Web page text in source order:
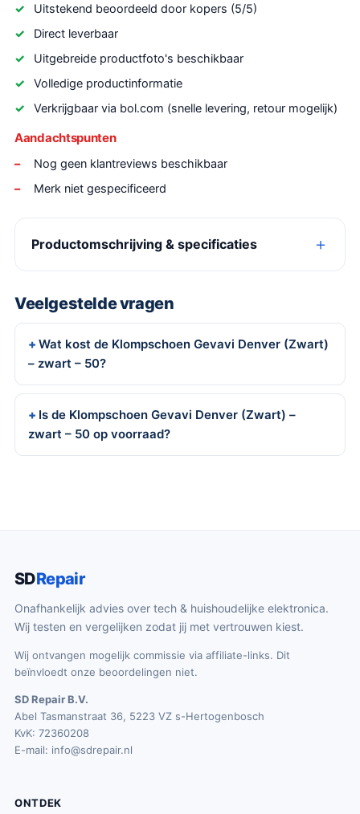
Uitstekend beoordeeld door kopers (5/5)
Direct leverbaar
Uitgebreide productfoto's beschikbaar
Volledige productinformatie
Verkrijgbaar via bol.com (snelle levering, retour mogelijk)
Aandachtspunten
Nog geen klantreviews beschikbaar
Merk niet gespecificeerd
Productomschrijving & specificaties
Veelgestelde vragen
Wat kost de Klompschoen Gevavi Denver (Zwart)
– zwart – 50?
Is de Klompschoen Gevavi Denver (Zwart) –
zwart – 50 op voorraad?
SDRepair
Onafhankelijk advies over tech & huishoudelijke elektronica.
Wij testen en vergelijken zodat jij met vertrouwen kiest.
Wij ontvangen mogelijk commissie via affiliate-links. Dit
beïnvloedt onze beoordelingen niet.
SD Repair B.V.
Abel Tasmanstraat 36, 5223 VZ s-Hertogenbosch
KvK: 72360208
E-mail: info@sdrepair.nl
ONTDEK